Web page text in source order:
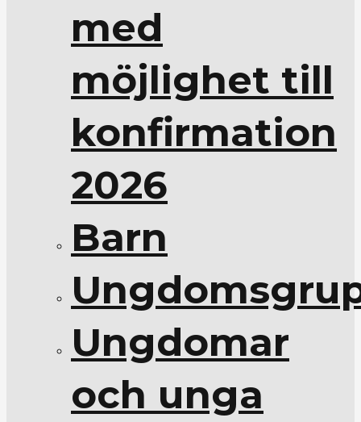
med
möjlighet till
konfirmation
2026
Barn
Ungdomar
och unga